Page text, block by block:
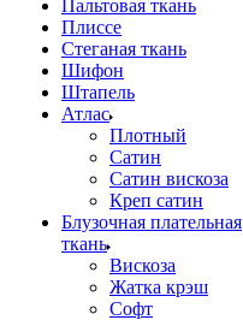
Пальтовая ткань
Плиссе
Стеганая ткань
Шифон
Штапель
Атлас
Плотный
Сатин
Сатин вискоза
Креп сатин
Блузочная плательная
ткань
Вискоза
Жатка крэш
Софт